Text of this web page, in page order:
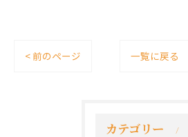
< 前のページ 一覧に戻る
カテゴリー